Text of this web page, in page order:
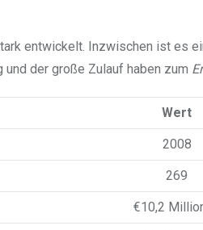
entwickelt. Inzwischen ist es
der große Zulauf haben zum
Wert
2008
269
€10,2